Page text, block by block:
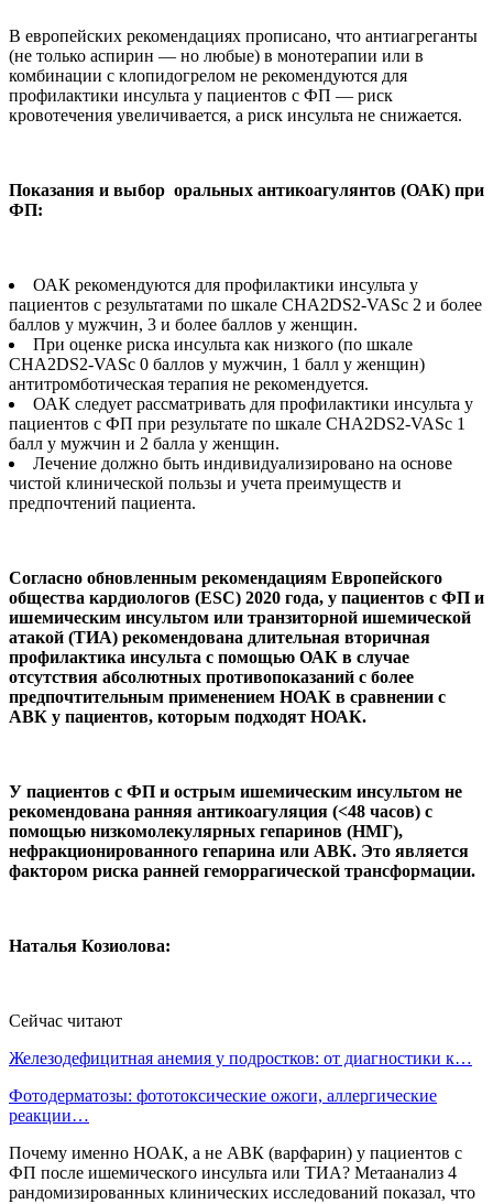
В европейских рекомендациях прописано, что антиагреганты
(не только аспирин — но любые) в монотерапии или в
комбинации с клопидогрелом не рекомендуются для
профилактики инсульта у пациентов с ФП — риск
кровотечения увеличивается, а риск инсульта не снижается.
Показания и выбор оральных антикоагулянтов (ОАК) при
ФП:
ОАК рекомендуются для профилактики инсульта у
пациентов с результатами по шкале CHA2DS2-VASс 2 и более
баллов у мужчин, 3 и более баллов у женщин.
При оценке риска инсульта как низкого (по шкале
CHA2DS2-VASс 0 баллов у мужчин, 1 балл у женщин)
антитромботическая терапия не рекомендуется.
ОАК следует рассматривать для профилактики инсульта у
пациентов с ФП при результате по шкале CHA2DS2-VASс 1
балл у мужчин и 2 балла у женщин.
Лечение должно быть индивидуализировано на основе
чистой клинической пользы и учета преимуществ и
предпочтений пациента.
Согласно обновленным рекомендациям Европейского
общества кардиологов (ESC) 2020 года, у пациентов с ФП и
ишемическим инсультом или транзиторной ишемической
атакой (ТИА) рекомендована длительная вторичная
профилактика инсульта с помощью ОАК в случае
отсутствия абсолютных противопоказаний с более
предпочтительным применением НОАК в сравнении с
АВК у пациентов, которым подходят НОАК.
У пациентов с ФП и острым ишемическим инсультом не
рекомендована ранняя антикоагуляция (<48 часов) с
помощью низкомолекулярных гепаринов (НМГ),
нефракционированного гепарина или АВК. Это является
фактором риска ранней геморрагической трансформации.
Наталья Козиолова:
Сейчас читают
Железодефицитная анемия у подростков: от диагностики к…
Фотодерматозы: фототоксические ожоги, аллергические
реакции…
Почему именно НОАК, а не АВК (варфарин) у пациентов с
ФП после ишемического инсульта или ТИА? Метаанализ 4
рандомизированных клинических исследований показал, что